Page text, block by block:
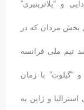
و “پلاترینیری”
بخش مردان که در
شد تیم ملی فرانسه
“گیلوت” با زمان
های استرالیا و ژاپن به